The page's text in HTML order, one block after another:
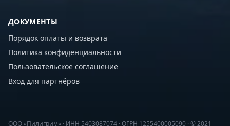
ДОКУМЕНТЫ
Порядок оплаты и возврата
Политика конфиденциальности
Пользовательское соглашение
Вход для партнёров
ООО «Пилигрим» · ИНН 5403087074 · ОГРН 1255400005090 · © 2021–